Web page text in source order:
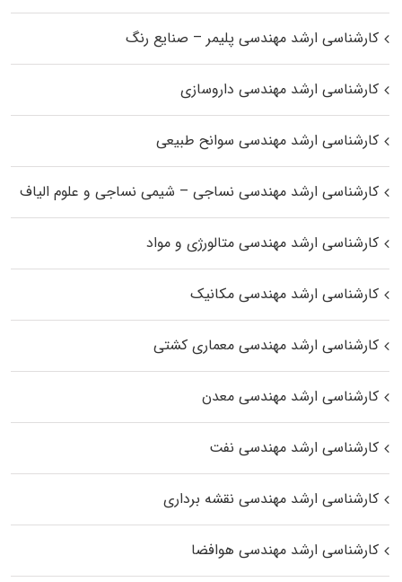
کارشناسی ارشد مهندسی پلیمر – صنایع رنگ
کارشناسی ارشد مهندسی داروسازی
کارشناسی ارشد مهندسی سوانح طبیعی
کارشناسی ارشد مهندسی نساجی – شیمی نساجی و علوم الیاف
کارشناسی ارشد مهندسی متالورژی و مواد
کارشناسی ارشد مهندسی مکانیک
کارشناسی ارشد مهندسی معماری کشتی
کارشناسی ارشد مهندسی معدن
کارشناسی ارشد مهندسی نفت
کارشناسی ارشد مهندسی نقشه برداری
کارشناسی ارشد مهندسی هوافضا